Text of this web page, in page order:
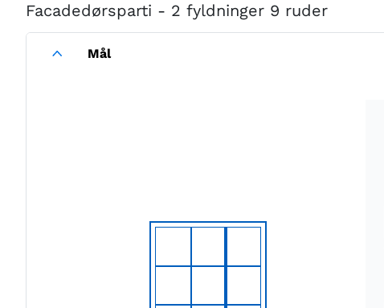
Facadedørsparti - 2 fyldninger 9 ruder
Mål